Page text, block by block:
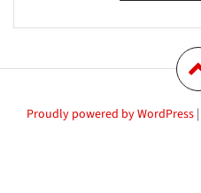
Proudly powered by WordPress |